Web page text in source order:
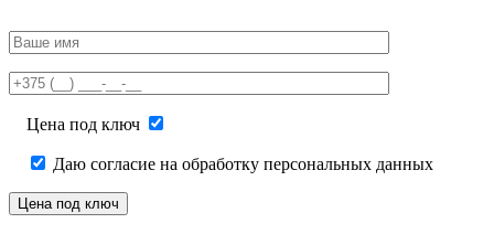
leave
field
empty.
Цена под ключ
Даю согласие на обработку персональных данных